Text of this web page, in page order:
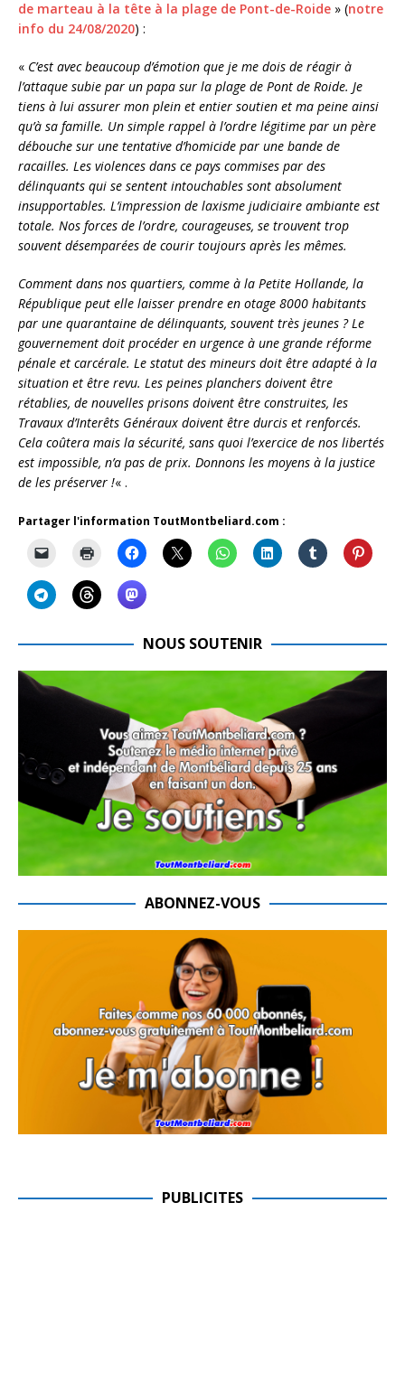
de marteau à la tête à la plage de Pont-de-Roide » (notre
info du 24/08/2020) :
« C’est avec beaucoup d’émotion que je me dois de réagir à
l’attaque subie par un papa sur la plage de Pont de Roide. Je
tiens à lui assurer mon plein et entier soutien et ma peine ainsi
qu’à sa famille. Un simple rappel à l’ordre légitime par un père
débouche sur une tentative d’homicide par une bande de
racailles. Les violences dans ce pays commises par des
délinquants qui se sentent intouchables sont absolument
insupportables. L’impression de laxisme judiciaire ambiante est
totale. Nos forces de l’ordre, courageuses, se trouvent trop
souvent désemparées de courir toujours après les mêmes.
Comment dans nos quartiers, comme à la Petite Hollande, la
République peut elle laisser prendre en otage 8000 habitants
par une quarantaine de délinquants, souvent très jeunes ? Le
gouvernement doit procéder en urgence à une grande réforme
pénale et carcérale. Le statut des mineurs doit être adapté à la
situation et être revu. Les peines planchers doivent être
rétablies, de nouvelles prisons doivent être construites, les
Travaux d’Interêts Généraux doivent être durcis et renforcés.
Cela coûtera mais la sécurité, sans quoi l’exercice de nos libertés
est impossible, n’a pas de prix. Donnons les moyens à la justice
de les préserver !« .
Partager l'information ToutMontbeliard.com :
NOUS SOUTENIR
ABONNEZ-VOUS
PUBLICITES